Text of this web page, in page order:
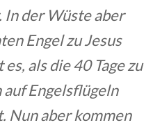
der Wüste aber
Engel zu Jesus
als die 40 Tage zu
auf Engelsflügeln
Nun aber kommen